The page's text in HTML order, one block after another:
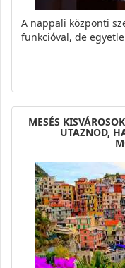
A nappali központi
funkcióval, de
MESÉS
UTAZNOD,